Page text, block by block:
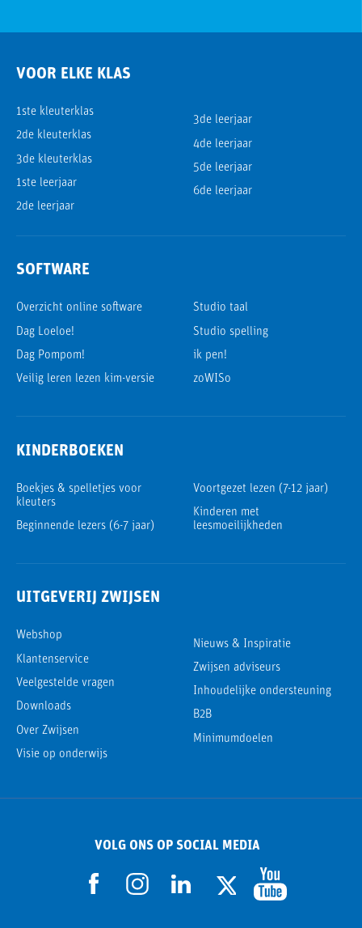
VOOR ELKE KLAS
1ste kleuterklas
2de kleuterklas
3de kleuterklas
1ste leerjaar
2de leerjaar
3de leerjaar
4de leerjaar
5de leerjaar
6de leerjaar
SOFTWARE
Overzicht online software
Dag Loeloe!
Dag Pompom!
Veilig leren lezen kim-versie
Studio taal
Studio spelling
ik pen!
zoWISo
KINDERBOEKEN
Boekjes & spelletjes voor
kleuters
Beginnende lezers (6-7 jaar)
Voortgezet lezen (7-12 jaar)
Kinderen met
leesmoeilijkheden
UITGEVERIJ ZWIJSEN
Webshop
Klantenservice
Veelgestelde vragen
Downloads
Over Zwijsen
Visie op onderwijs
Nieuws & Inspiratie
Zwijsen adviseurs
Inhoudelijke ondersteuning
B2B
Minimumdoelen
VOLG ONS OP SOCIAL MEDIA